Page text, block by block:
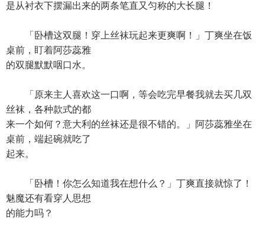
是从衬衣下摆漏出来的两条笔直又匀称的大长腿！
「卧槽这双腿！穿上丝袜玩起来更爽啊！」丁爽坐在饭
桌前，盯着阿莎蕊雅
的双腿默默咽口水。
「原来主人喜欢这一口啊，等会吃完早餐我就去买几双
丝袜，各种款式的都
来一个如何？意大利的丝袜还是很不错的。」阿莎蕊雅坐在
桌前，端起碗就吃了
起来。
「卧槽！你怎么知道我在想什么？」丁爽直接就惊了！
魅魔还有看穿人思想
的能力吗？